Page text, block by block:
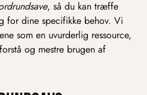
, så du kan træffe
for dine specifikke behov. Vi
som en uvurderlig ressource,
og mestre brugen af